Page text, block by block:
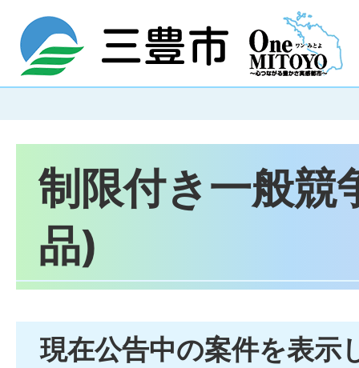
制限付き一般競
品)
現在公告中の案件を表示